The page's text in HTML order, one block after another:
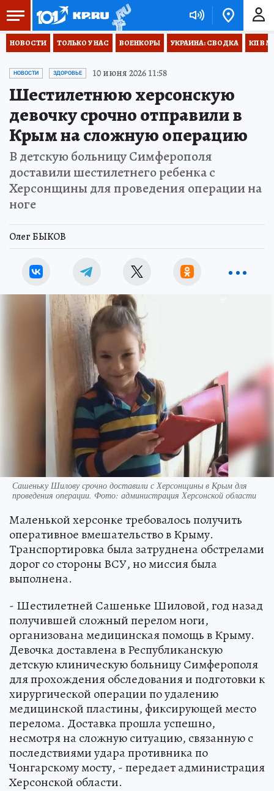
НОВОСТИ ТОЛЬКО У НАС ВОЕНКОРЫ УКРАИНА: СВОДКА КП В
НОВОСТИ ЗДОРОВЬЕ 10 июня 2026 11:58
Шестилетнюю херсонскую
девочку срочно отправили в
Крым на сложную операцию
В детскую больницу Симферополя
доставили шестилетнего ребенка с
Херсонщины для проведения операции на
ноге
Олег БЫКОВ
Сашеньку Шилову срочно доставили с Херсонщины в Крым для
проведения операции. Фото: администрация Херсонской области
Маленькой херсонке требовалось получить
оперативное вмешательство в Крыму.
Транспортировка была затруднена обстрелами
дорог со стороны ВСУ, но миссия была
выполнена.
- Шестилетней Сашеньке Шиловой, год назад
получившей сложный перелом ноги,
организована медицинская помощь в Крыму.
Девочка доставлена в Республиканскую
детскую клиническую больницу Симферополя
для прохождения обследования и подготовки к
хирургической операции по удалению
медицинской пластины, фиксирующей место
перелома. Доставка прошла успешно,
несмотря на сложную ситуацию, связанную с
последствиями удара противника по
Чонгарскому мосту, - передает администрация
Херсонской области.